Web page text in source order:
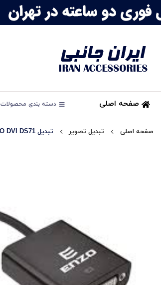
صفحه اصلی دسته بندی محصولات
صفحه اصلی تبدیل تصویر تبدیل ENZO DISPLAY TO DVI DS71